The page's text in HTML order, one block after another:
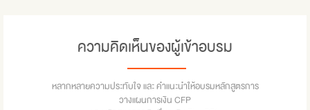
ความคิดเห็นของผู้เข้าอบรม
หลากหลายความประทับใจ และ คำแนะนำให้อบรมหลักสูตรการ
วางแผนการเงิน CFP